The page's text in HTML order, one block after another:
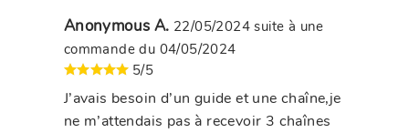
Anonymous A. 22/05/2024 suite à une
commande du 04/05/2024
5/5
J’avais besoin d’un guide et une chaîne,je
ne m’attendais pas à recevoir 3 chaînes